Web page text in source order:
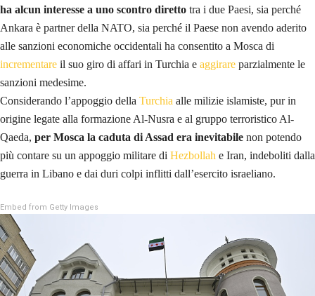
ha alcun interesse a uno scontro diretto tra i due Paesi, sia perché
Ankara è partner della NATO, sia perché il Paese non avendo aderito
alle sanzioni economiche occidentali ha consentito a Mosca di
incrementare il suo giro di affari in Turchia e aggirare parzialmente le
sanzioni medesime.
Considerando l’appoggio della Turchia alle milizie islamiste, pur in
origine legate alla formazione Al-Nusra e al gruppo terroristico Al-
Qaeda, per Mosca la caduta di Assad era inevitabile non potendo
più contare su un appoggio militare di Hezbollah e Iran, indeboliti dalla
guerra in Libano e dai duri colpi inflitti dall’esercito israeliano.
Embed from Getty Images